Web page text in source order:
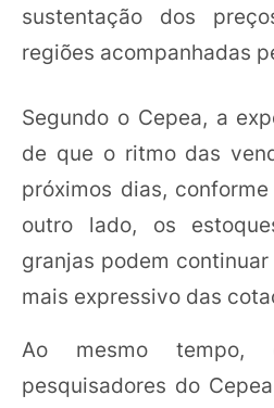
sustentação dos
regiões acompanhadas
Segundo o Cepea, a
de que o ritmo das
próximos dias,
outro lado, os
granjas podem
mais expressivo das
Ao mesmo tempo,
pesquisadores do